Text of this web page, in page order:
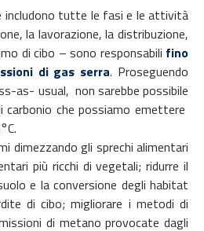
includono tutte le fasi e le attività
la lavorazione, la distribuzione,
di cibo – sono responsabili fino
di gas serra. Proseguendo
as- usual, non sarebbe possibile
carbonio che possiamo emettere
dimezzando gli sprechi alimentari
più ricchi di vegetali; ridurre il
e la conversione degli habitat
di cibo; migliorare i metodi di
di metano provocate dagli